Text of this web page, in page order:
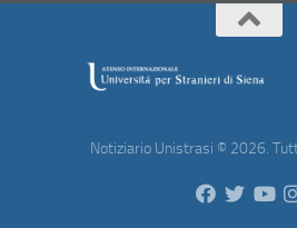
Notiziario Unistrasi © 2026.